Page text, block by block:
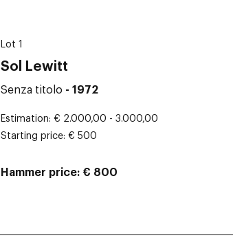
Lot 1
Sol Lewitt
Senza titolo - 1972
Estimation € 2.000,00 - 3.000,00
Starting price € 500
Hammer price € 800